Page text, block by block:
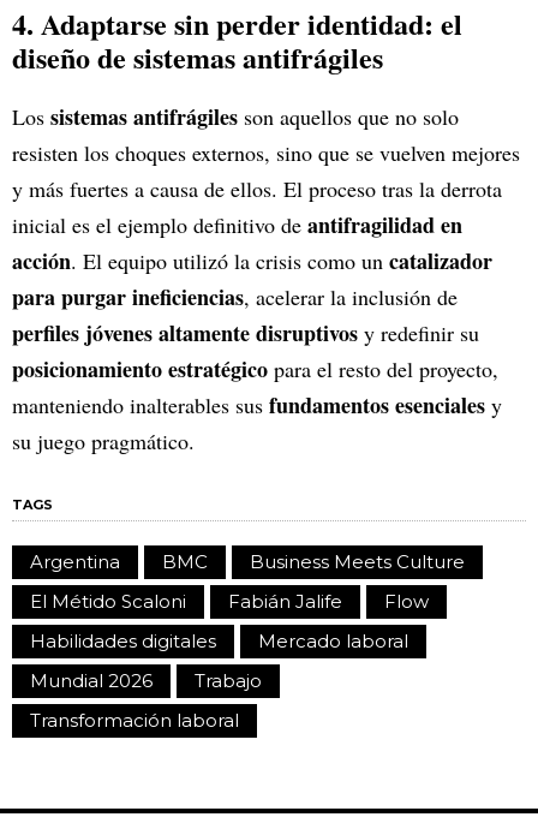
4. Adaptarse sin perder identidad: el
diseño de sistemas antifrágiles
Los sistemas antifrágiles son aquellos que no solo
resisten los choques externos, sino que se vuelven mejores
y más fuertes a causa de ellos. El proceso tras la derrota
inicial es el ejemplo definitivo de antifragilidad en
acción. El equipo utilizó la crisis como un catalizador
para purgar ineficiencias, acelerar la inclusión de
perfiles jóvenes altamente disruptivos y redefinir su
posicionamiento estratégico para el resto del proyecto,
manteniendo inalterables sus fundamentos esenciales y
su juego pragmático.
TAGS
Argentina BMC
Business Meets Culture
El Métido Scaloni
Fabián Jalife
Flow
Habilidades digitales
Mercado laboral
Mundial 2026
Trabajo
Transformación laboral